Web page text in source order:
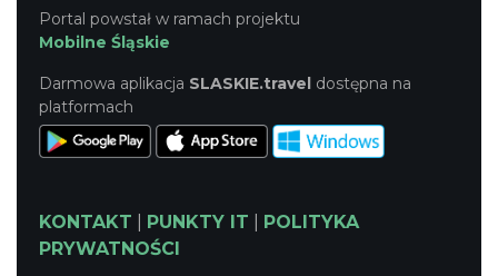
Portal powstał w ramach projektu
Mobilne Śląskie
Darmowa aplikacja SLASKIE.travel dostępna na
platformach
KONTAKT PUNKTY IT
POLITYKA
PRYWATNOŚCI